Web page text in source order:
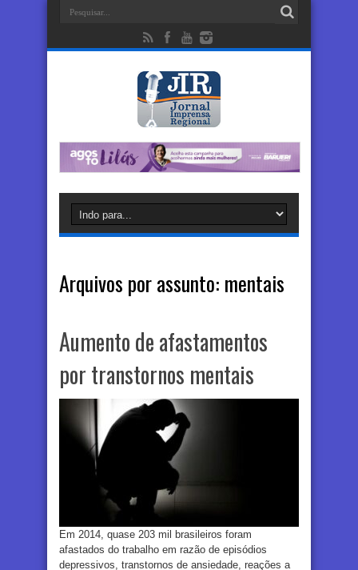
Arquivos por assunto: mentais
Aumento de afastamentos
por transtornos mentais
Em 2014, quase 203 mil brasileiros foram
afastados do trabalho em razão de episódios
depressivos, transtornos de ansiedade, reações a